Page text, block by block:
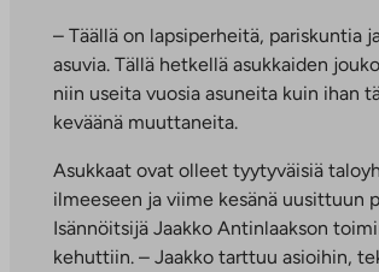
– Täällä on lapsiperheitä, pariskuntia
asuvia. Tällä hetkellä asukkaiden
niin useita vuosia asuneita kuin ihan
keväänä muuttaneita.
Asukkaat ovat olleet tyytyväisiä
ilmeeseen ja viime kesänä uusittuun
Isännöitsijä Jaakko Antinlaakson
kehuttiin. – Jaakko tarttuu asioihin,